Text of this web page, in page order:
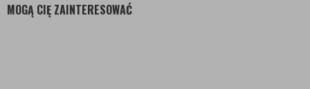
MOGĄ CIĘ ZAINTERESOWAĆ